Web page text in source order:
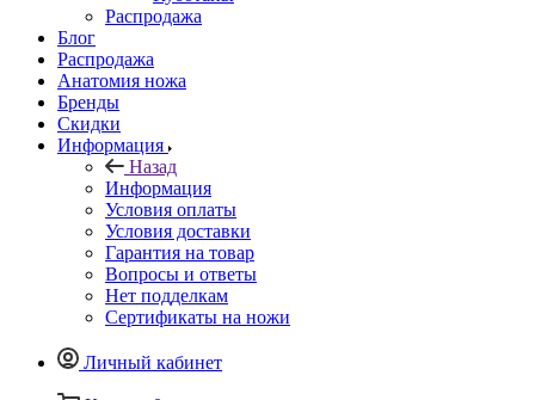
Распродажа
Блог
Распродажа
Анатомия ножа
Бренды
Скидки
Информация
Назад
Информация
Условия оплаты
Условия доставки
Гарантия на товар
Вопросы и ответы
Нет подделкам
Сертификаты на ножи
Личный кабинет